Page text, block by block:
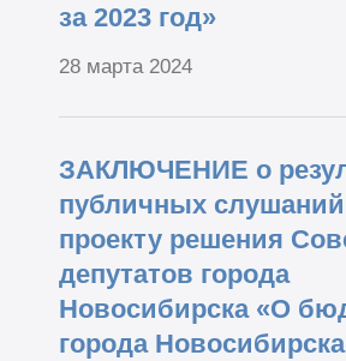
за 2023 год»
28 марта 2024
ЗАКЛЮЧЕНИЕ о
публичных
проекту решения
депутатов города
Новосибирска «О
города